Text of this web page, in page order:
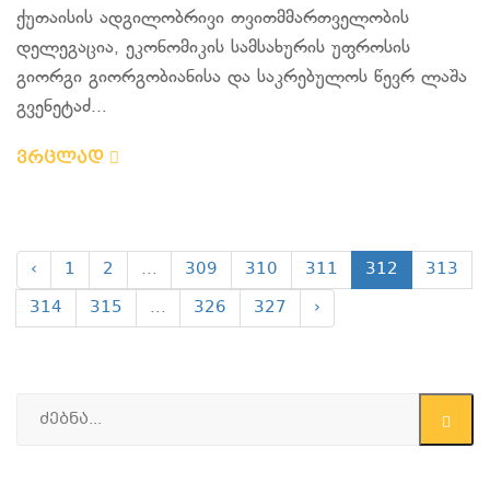
ქუთაისის ადგილობრივი თვითმმართველობის
დელეგაცია, ეკონომიკის სამსახურის უფროსის
გიორგი გიორგობიანისა და საკრებულოს წევრ ლაშა
გვენეტაძ...
ვრცლად
‹ 1 2 ... 309 310 311 312
313
314
315 ... 326 327 ›